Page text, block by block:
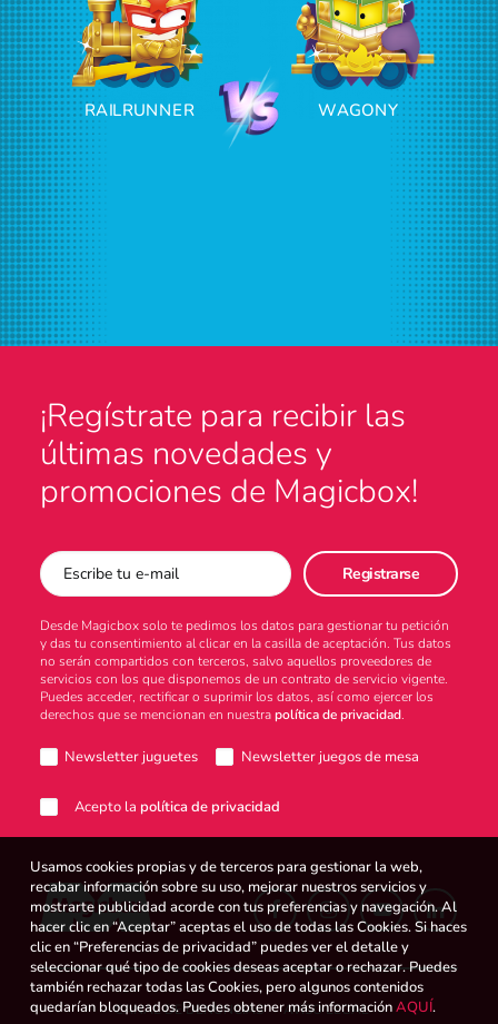
RAILRUNNER WAGONY
¡Regístrate para recibir las
últimas novedades y
promociones de Magicbox!
Desde Magicbox solo te pedimos los datos para gestionar tu petición
y das tu consentimiento al clicar en la casilla de aceptación. Tus datos
no serán compartidos con terceros, salvo aquellos proveedores de
servicios con los que disponemos de un contrato de servicio vigente.
Puedes acceder, rectificar o suprimir los datos, así como ejercer los
derechos que se mencionan en nuestrapolítica de privacidad.
Newsletter juguetes Newsletter juegos de mesa
Acepto la política de privacidad
CANAL DE DENUNCIAS AVISO LEGAL
Usamos cookies propias y de terceros para gestionar la web,
recabar información sobre su uso, mejorar nuestros servicios y
mostrarte publicidad acorde con tus preferencias y navegación. Al
hacer clic en “Aceptar” aceptas el uso de todas las Cookies. Si haces
clic en “Preferencias de privacidad” puedes ver el detalle y
seleccionar qué tipo de cookies deseas aceptar o rechazar. Puedes
también rechazar todas las Cookies, pero algunos contenidos
quedarían bloqueados. Puedes obtener más informaciónAQUÍ.